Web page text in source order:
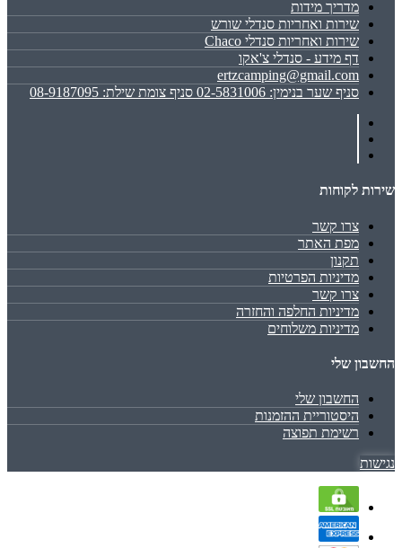
מדריך מידות
שירות ואחריות סנדלי שורש
שירות ואחריות סנדלי Chaco
דף מידע - סנדלי צ'אקו
ertzcamping@gmail.com
סניף שער בנימין: 02-5831006 סניף צומת שילת: 08-9187095
שירות לקוחות
צרו קשר
מפת האתר
תקנון
מדיניות הפרטיות
צרו קשר
מדיניות החלפה והחזרה
מדיניות משלוחים
החשבון שלי
החשבון שלי
היסטוריית ההזמנות
רשימת תפוצה
נגישות